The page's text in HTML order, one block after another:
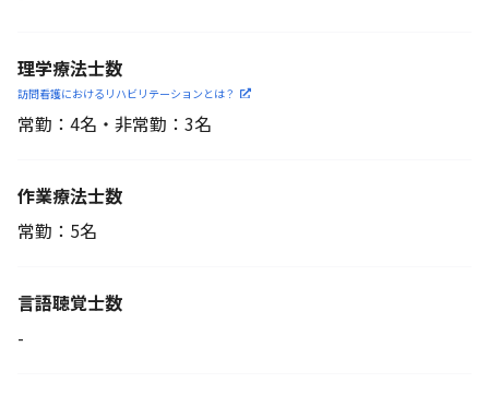
理学療法士数
訪問看護におけるリハビリ テーションとは？
常勤：4名・非常勤：3名
作業療法士数
常勤：5名
言語聴覚士数
-